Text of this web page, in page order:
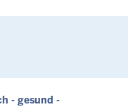
- gesund -